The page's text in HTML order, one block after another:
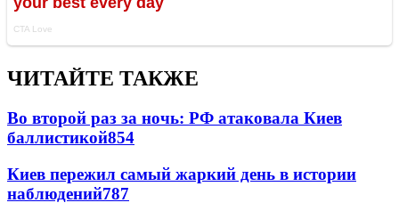
ЧИТАЙТЕ ТАКЖЕ
Во второй раз за ночь: РФ атаковала Киев
баллистикой854
Киев пережил самый жаркий день в истории
наблюдений787